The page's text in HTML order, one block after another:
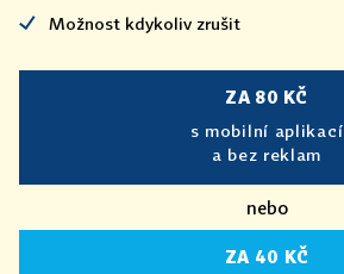
Možnost kdykoliv zrušit
ZA 80 KČ
s mobilní aplikací
a bez reklam
nebo
ZA 40 KČ